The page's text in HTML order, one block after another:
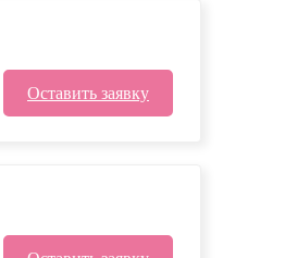
Оставить заявку